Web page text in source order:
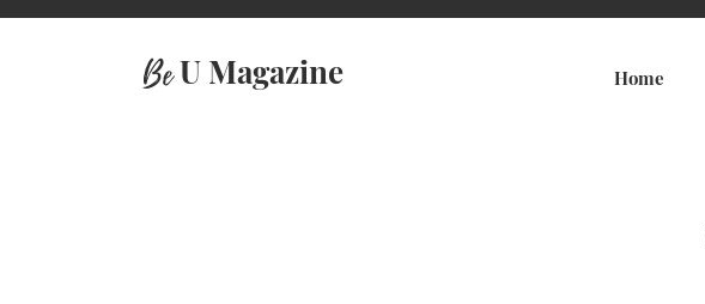
BeU Magazine Home